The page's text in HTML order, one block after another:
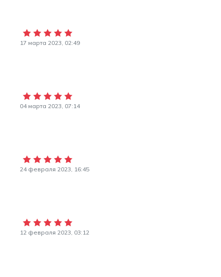
17 марта 2023, 02:49
04 марта 2023, 07:14
24 февраля 2023, 16:45
12 февраля 2023, 03:12